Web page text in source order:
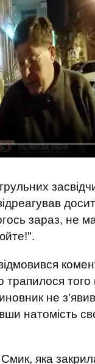
зараз, не
того
не
натомість
яка